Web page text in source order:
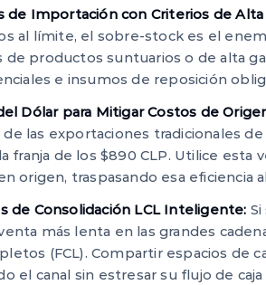
de Importación con Criterios de Alta
al límite, el sobre-stock es el
de productos suntuarios o de alta
e insumos de reposición
Dólar para Mitigar Costos de
las exportaciones tradicionales
franja de los $890 CLP. Utilice esta
origen, traspasando esa eficiencia
de Consolidación LCL Inteligente:
más lenta en las grandes
(FCL). Compartir espacios de
el canal sin estresar su flujo de